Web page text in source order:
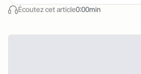
Écoutez cet article0:00min